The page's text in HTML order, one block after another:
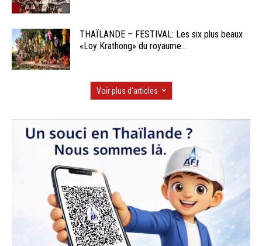
THAÏLANDE – FESTIVAL: Les six plus beaux
«Loy Krathong» du royaume...
Voir plus d'articles